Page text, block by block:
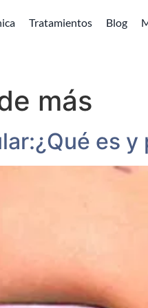
Tratamientos Blog
más
es y